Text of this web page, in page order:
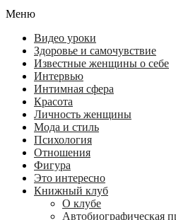
Меню
Видео уроки
Здоровье и самочувствие
Известные женщины о себе
Интервью
Интимная сфера
Красота
Личность женщины
Мода и стиль
Психология
Отношения
Фигура
Это интересно
Книжный клуб
О клубе
Автобиографическая